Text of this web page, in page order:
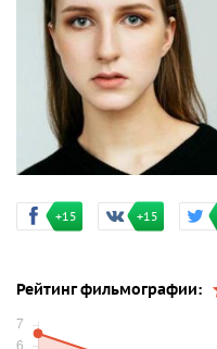
+15 +15
Рейтинг фильмографии: